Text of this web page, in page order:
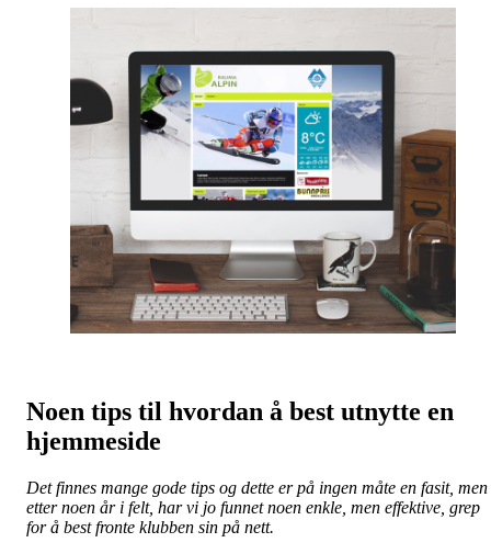
Noen tips til hvordan å best utnytte en
hjemmeside
Det finnes mange gode tips og dette er på ingen måte en fasit, men
etter noen år i felt, har vi jo funnet noen enkle, men effektive, grep
for å best fronte klubben sin på nett.